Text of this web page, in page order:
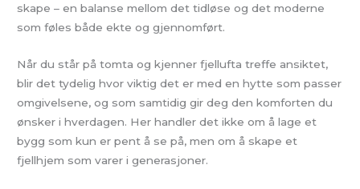
skape – en balanse mellom det tidløse og det moderne
som føles både ekte og gjennomført.
Når du står på tomta og kjenner fjellufta treffe ansiktet,
blir det tydelig hvor viktig det er med en hytte som passer
omgivelsene, og som samtidig gir deg den komforten du
ønsker i hverdagen. Her handler det ikke om å lage et
bygg som kun er pent å se på, men om å skape et
fjellhjem som varer i generasjoner.